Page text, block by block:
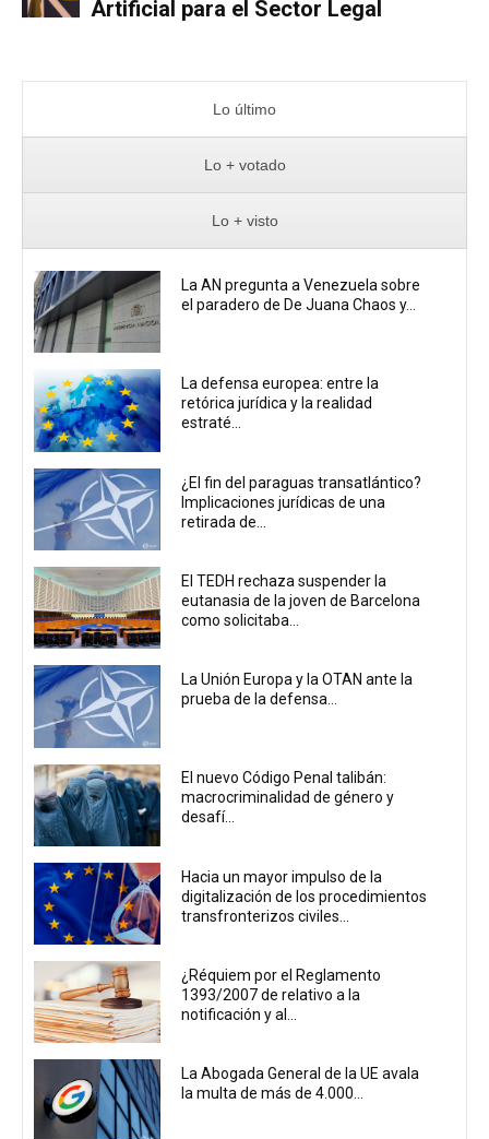
Artificial para el Sector Legal
Lo último
Lo + votado
Lo + visto
La AN pregunta a Venezuela sobre
el paradero de De Juana Chaos y...
La defensa europea: entre la
retórica jurídica y la realidad
estraté...
¿El fin del paraguas transatlántico?
Implicaciones jurídicas de una
retirada de...
El TEDH rechaza suspender la
eutanasia de la joven de Barcelona
como solicitaba...
La Unión Europa y la OTAN ante la
prueba de la defensa...
El nuevo Código Penal talibán:
macrocriminalidad de género y
desafí...
Hacia un mayor impulso de la
digitalización de los procedimientos
transfronterizos civiles...
¿Réquiem por el Reglamento
1393/2007 de relativo a la
notificación y al...
La Abogada General de la UE avala
la multa de más de 4.000...